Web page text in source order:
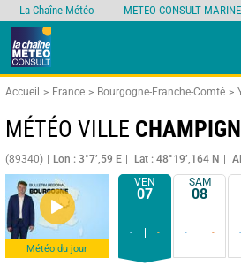
Accueil France Bourgogne-Franche-Comté
MÉTÉO VILLE
(89340) Lon : 3°7’,59 E Lat : 48°19’,164 N
Météo du jour
VEN
07
- -
SAM
08
- - -
La Chaîne Météo METEO CONSULT MARINE